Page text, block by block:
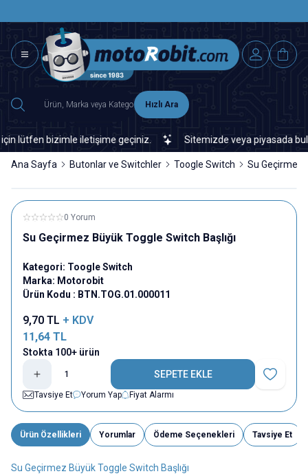
Hızlı Ara
lütfen bizimle iletişime geçiniz. Sitemizde veya piyasada
Ana Sayfa Butonlar ve Switchler Toogle Switch Su Geçirmez
0 Yorum
Su Geçirmez Büyük Toggle Switch Başlığı
Kategori: Toogle Switch
Marka: Motorobit
Ürün Kodu : BTN.TOG.01.000011
9,70 TL + KDV
11,64 TL
Stokta 100+ ürün
SEPETE EKLE
Favoriye
Tavsiye Et
Yorum Yap Fiyat Alarmı
Ürün Özellikleri Yorumlar Ödeme Seçenekleri Tavsiye Et
Su Geçirmez Büyük Toggle Switch Başlığı